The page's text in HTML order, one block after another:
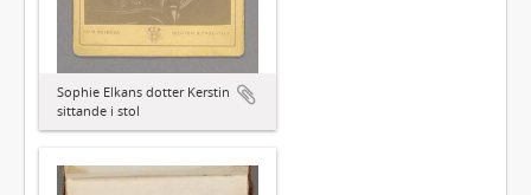
Sophie Elkans dotter Kerstin
sittande i stol